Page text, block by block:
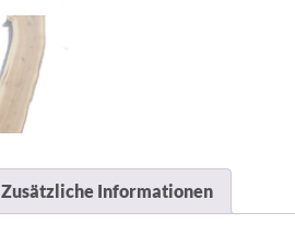
Zusätzliche Informationen